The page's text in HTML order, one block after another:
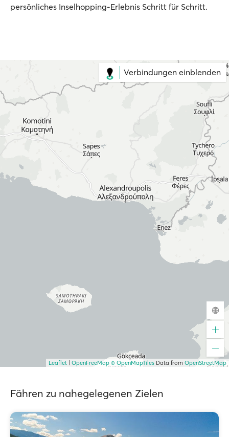
persönliches Inselhopping-Erlebnis Schritt für Schritt.
Verbindungen einblenden
Leaflet OpenFreeMap © OpenMapTiles Data from OpenStreetMap
Fähren zu nahegelegenen Zielen